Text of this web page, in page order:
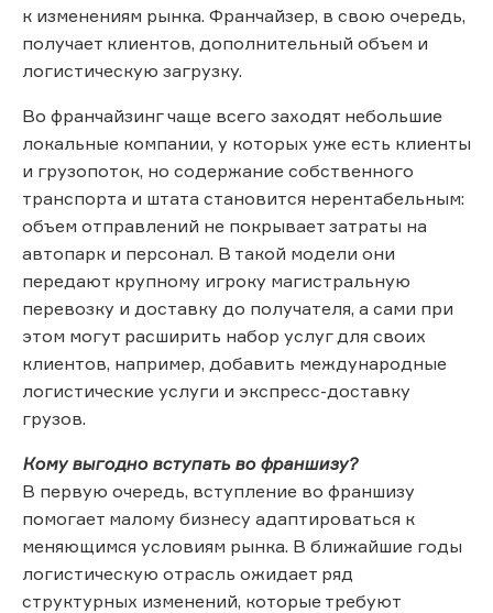
к изменениям рынка. Франчайзер, в свою очередь,
получает клиентов, дополнительный объем и
логистическую загрузку.
Во франчайзинг чаще всего заходят небольшие
локальные компании, у которых уже есть клиенты
и грузопоток, но содержание собственного
транспорта и штата становится нерентабельным:
объем отправлений не покрывает затраты на
автопарк и персонал. В такой модели они
передают крупному игроку магистральную
перевозку и доставку до получателя, а сами при
этом могут расширить набор услуг для своих
клиентов, например, добавить международные
логистические услуги и экспресс-доставку
грузов.
Кому выгодно вступать во франшизу?
В первую очередь, вступление во франшизу
помогает малому бизнесу адаптироваться к
меняющимся условиям рынка. В ближайшие годы
логистическую отрасль ожидает ряд
структурных изменений, которые требуют